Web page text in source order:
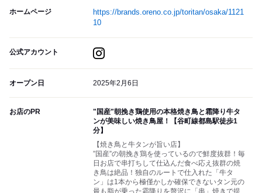
ホームページ
https://brands.oreno.co.jp/toritan/osaka/1121
10
公式アカウント
オープン日 2025年2月6日
お店のPR
"国産"朝挽き鶏使用の本格焼き鳥と霜降り牛タ
ンが美味しい焼き鳥屋！【谷町線都島駅徒歩1
分】
【焼き鳥と牛タンが旨い店】
”国産”の朝挽き鶏を使っているので鮮度抜群！毎
日お店で串打ちして仕込んだ食べ応え抜群の焼
き鳥は絶品！独自のルートで仕入れた「牛タ
ン」は1本から極僅かしか確保できないタン元の
最も脂が乗った霜降りを贅沢に「串」焼きで提